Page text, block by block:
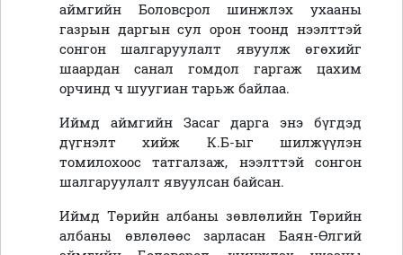
аймгийн Боловсрол шинжлэх ухааны
газрын даргын сул орон тоонд нээлттэй
сонгон шалгаруулалт явуулж өгөхийг
шаардан санал гомдол гаргаж цахим
орчинд ч шуугиан тарьж байлаа.
Иймд аймгийн Засаг дарга энэ бүгдэд
дүгнэлт хийж К.Б-ыг шилжүүлэн
томилохоос татгалзаж, нээлттэй сонгон
шалгаруулалт явуулсан байсан.
Иймд Төрийн албаны зөвлөлийн Төрийн
албаны өвлөлөөс зарласан Баян-Өлгий